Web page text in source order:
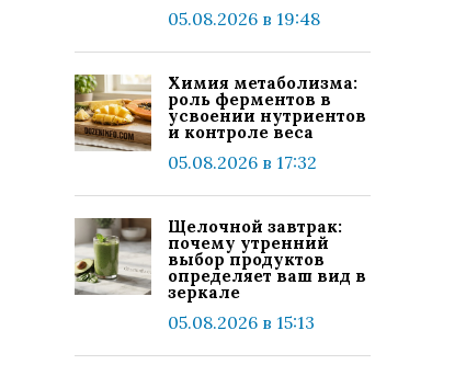
05.08.2026 в 19:48
Химия метаболизма:
роль ферментов в
усвоении нутриентов
и контроле веса
05.08.2026 в 17:32
Щелочной завтрак:
почему утренний
выбор продуктов
определяет ваш вид в
зеркале
05.08.2026 в 15:13